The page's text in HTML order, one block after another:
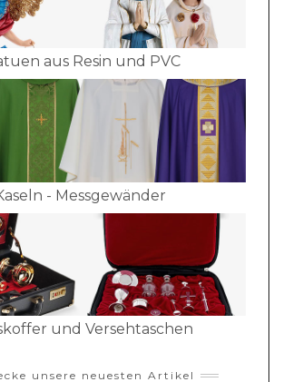
aus Resin und PVC
- Messgewänder
und Versehtaschen
unsere neuesten Artikel